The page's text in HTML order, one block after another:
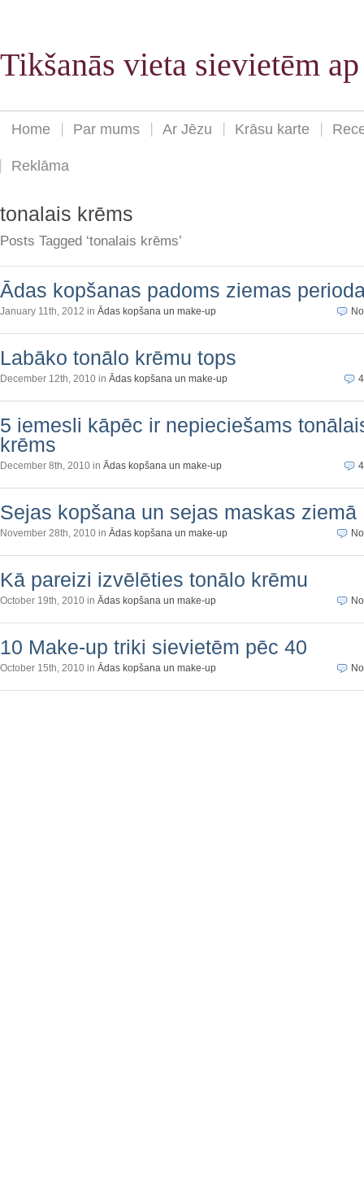
Tikšanās vieta sievietēm
Home Par mums Ar Jēzu Krāsu karte
Reklāma
tonalais krēms
Posts Tagged ‘tonalais krēms’
Ādas kopšanas padoms ziemas
January 11th, 2012 in Ādas kopšana un make-up
Labāko tonālo krēmu tops
December 12th, 2010 in Ādas kopšana un make-up
5 iemesli kāpēc ir nepieciešams
krēms
December 8th, 2010 in Ādas kopšana un make-up
Sejas kopšana un sejas maskas ziemā
November 28th, 2010 in Ādas kopšana un make-up
Kā pareizi izvēlēties tonālo krēmu
October 19th, 2010 in Ādas kopšana un make-up
10 Make-up triki sievietēm pēc 40
October 15th, 2010 in Ādas kopšana un make-up